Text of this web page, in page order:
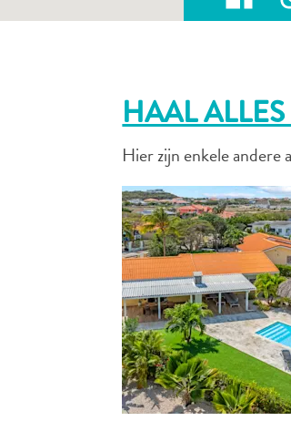
HAAL
Hier zijn enkele andere